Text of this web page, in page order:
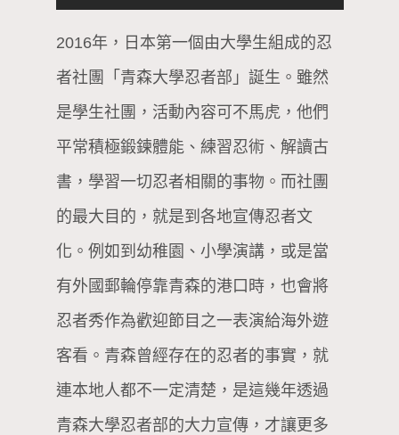
2016年，日本第一個由大學生組成的忍
者社團「青森大學忍者部」誕生。雖然
是學生社團，活動內容可不馬虎，他們
平常積極鍛鍊體能、練習忍術、解讀古
書，學習一切忍者相關的事物。而社團
的最大目的，就是到各地宣傳忍者文
化。例如到幼稚園、小學演講，或是當
有外國郵輪停靠青森的港口時，也會將
忍者秀作為歡迎節目之一表演給海外遊
客看。青森曾經存在的忍者的事實，就
連本地人都不一定清楚，是這幾年透過
青森大學忍者部的大力宣傳，才讓更多